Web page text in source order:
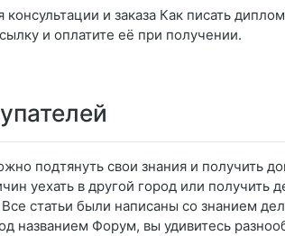
и заказа Как писать
и оплатите её при получении.
подтянуть свои знания и получить
уехать в другой город или
статьи были написаны со знанием
названием Форум, вы удивитесь